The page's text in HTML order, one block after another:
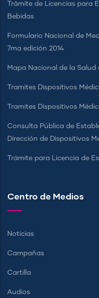
Trámite de Licencias para
Bebidas
Formulario Nacional de
7ma edición 2014
Mapa Nacional de la Salud
Tramites Dispositivos
Tramites Dispositivos
Consulta Pública de
Dirección de Dispositivos
Trámite para Licencia de
Centro de Medios
Noticias
Campañas
Cartilla
Audios